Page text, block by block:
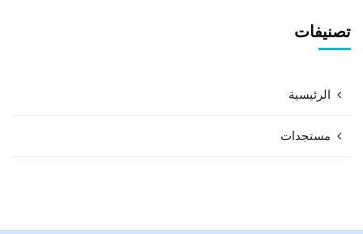
تصنيفات
الرئيسية
مستجدات